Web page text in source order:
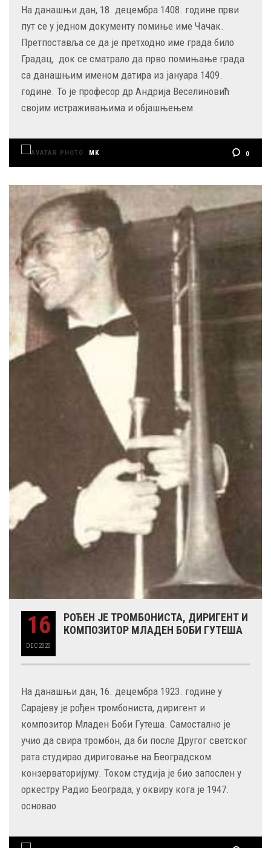
На данашњи дан, 18. децембра 1408. године први
пут се у једном документу помиње име Чачак.
Претпоставља се да је претходно име града било
Градац, док се сматрало да прво помињање града
са данашњим именом датира из јануара 1409.
године. То је професор др Андрија Веселиновић
својим истраживањима и објашњењем
MK 0
16
DEC 2020
РОЂЕН ЈЕ ТРОМБОНИСТА, ДИРИГЕНТ И
КОМПОЗИТОР МЛАДЕН БОБИ ГУТЕША
На данашњи дан, 16. децембра 1923. године у
Сарајеву је рођен тромбониста, диригент и
композитор Младен Боби Гутеша. Самостално је
учио да свира тромбон, да би после Другог светског
рата студирао дириговање на Београдском
конзерваторијуму. Током студија је био запослен у
оркестру Радио Београда, у оквиру кога је 1947.
основао